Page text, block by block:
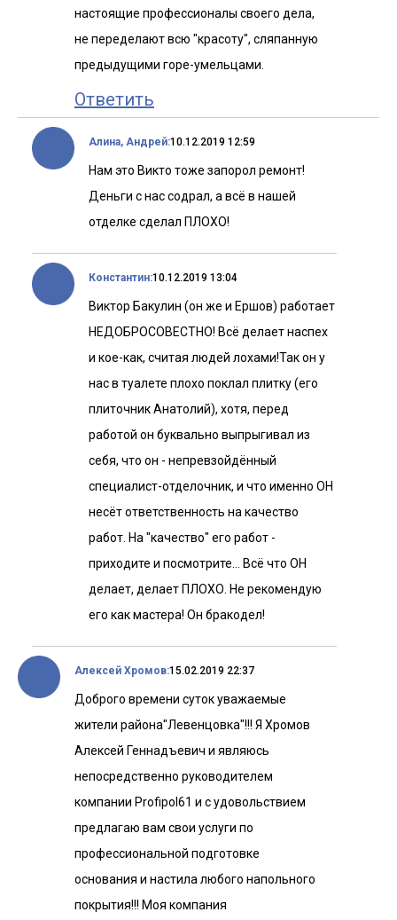
настоящие профессионалы своего дела,
не переделают всю "красоту", сляпанную
предыдущими горе-умельцами.
Ответить
Алина, Андрей:10.12.2019 12:59
Нам это Викто тоже запорол ремонт!
Деньги с нас содрал, а всё в нашей
отделке сделал ПЛОХО!
Константин:10.12.2019 13:04
Виктор Бакулин (он же и Ершов) работает
НЕДОБРОСОВЕСТНО! Всё делает наспех
и кое-как, считая людей лохами!Так он у
нас в туалете плохо поклал плитку (его
плиточник Анатолий), хотя, перед
работой он буквально выпрыгивал из
себя, что он - непревзойдённый
специалист-отделочник, и что именно ОН
несёт ответственность на качество
работ. На "качество" его работ -
приходите и посмотрите... Всё что ОН
делает, делает ПЛОХО. Не рекомендую
его как мастера! Он бракодел!
Алексей Хромов:15.02.2019 22:37
Доброго времени суток уважаемые
жители района"Левенцовка"!!! Я Хромов
Алексей Геннадъевич и являюсь
непосредственно руководителем
компании Profipol61 и с удовольствием
предлагаю вам свои услуги по
профессиональной подготовке
основания и настила любого напольного
покрытия!!! Моя компания